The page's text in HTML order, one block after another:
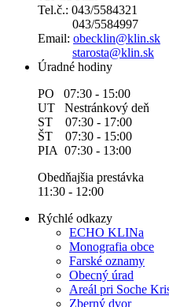
Tel.č.: 043/5584321
043/5584997
Email: obecklin@klin.sk
starosta@klin.sk
Úradné hodiny
PO 07:30 - 15:00
UT Nestránkový deň
ST 07:30 - 17:00
ŠT 07:30 - 15:00
PIA 07:30 - 13:00
Obedňajšia prestávka
11:30 - 12:00
Rýchlé odkazy
ECHO KLINa
Monografia obce
Farské oznamy
Obecný úrad
Areál pri Soche
Zberný dvor